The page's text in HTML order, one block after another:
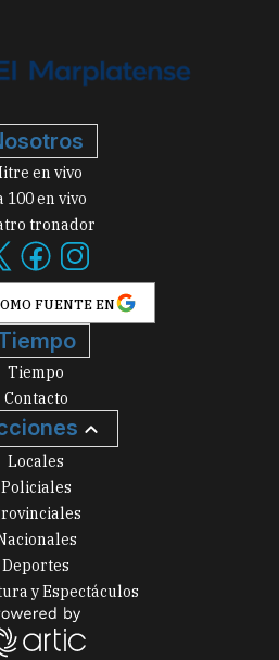
en vivo
100 en vivo
tronador
FUENTE EN
Tiempo
Contacto
Locales
Policiales
Deportes
y Espectáculos